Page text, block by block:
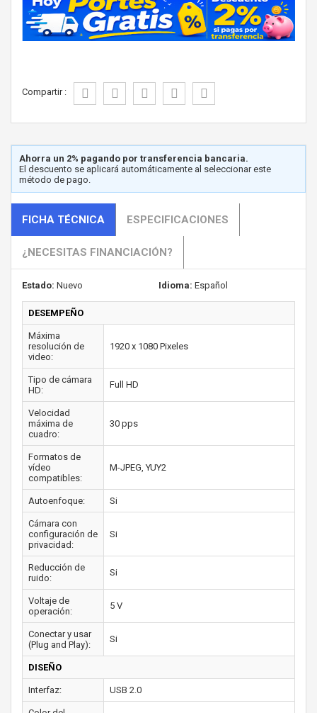
Compartir :
Ahorra un 2% pagando por transferencia bancaria.
El descuento se aplicará automáticamente al seleccionar este
método de pago.
FICHA TÉCNICA ESPECIFICACIONES
¿NECESITAS FINANCIACIÓN?
Estado: Nuevo Idioma: Español
DESEMPEÑO
Máxima
resolución de
video:
1920 x 1080 Pixeles
Tipo de cámara
HD:
Full HD
Velocidad
máxima de
cuadro:
30 pps
Formatos de
vídeo
compatibles:
M-JPEG, YUY2
Autoenfoque: Si
Cámara con
configuración de
privacidad:
Si
Reducción de
ruido:
Si
Voltaje de
operación:
5 V
Conectar y usar
(Plug and Play):
Si
DISEÑO
Interfaz: USB 2.0